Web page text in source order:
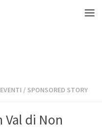
EVENTI / SPONSORED STORY
Val di Non